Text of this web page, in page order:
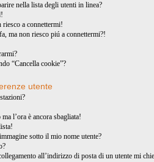
nella lista degli utenti in linea?
a connettermi!
ma non riesco piú a connettermi?!
“Cancella cookie”?
utente
l’ora è ancora sbagliata!
sotto il mio nome utente?
all’indirizzo di posta di un utente mi